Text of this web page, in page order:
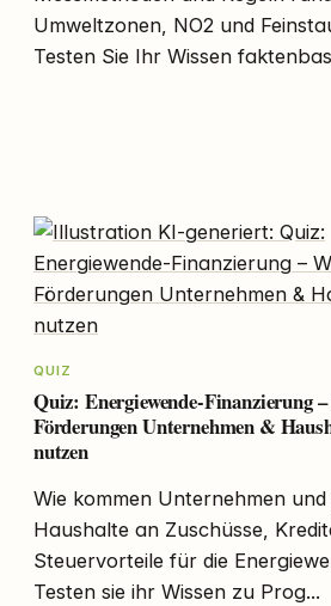
Umweltzonen, NO2 und
Testen Sie Ihr Wissen
QUIZ
Quiz: Energiewende-Finanzierung
Förderungen Unternehmen &
nutzen
Wie kommen Unternehmen
Haushalte an Zuschüsse,
Steuervorteile für die
Testen sie ihr Wissen zu Prog...